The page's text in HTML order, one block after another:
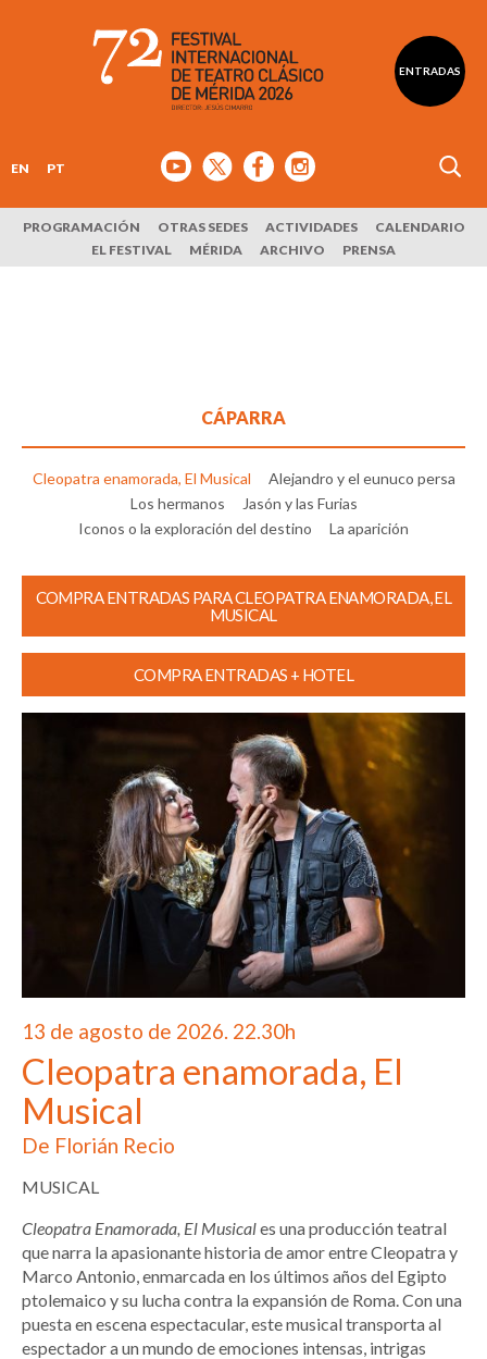
ENTRADAS
EN PT
PROGRAMACIÓN OTRAS SEDES ACTIVIDADES
CALENDARIO
EL FESTIVAL
MÉRIDA ARCHIVO PRENSA
CÁPARRA
Cleopatra enamorada, El Musical
Alejandro y el eunuco persa
Los hermanos
Jasón y las Furias
Iconos o la exploración del destino
La aparición
COMPRA ENTRADAS PARA CLEOPATRA ENAMORADA, EL
MUSICAL
COMPRA ENTRADAS + HOTEL
13 de agosto de 2026. 22.30h
Cleopatra enamorada, El
Musical
De Florián Recio
MUSICAL
Cleopatra Enamorada, El Musicales una producción teatral
que narra la apasionante historia de amor entre Cleopatra y
Marco Antonio, enmarcada en los últimos años del Egipto
ptolemaico y su lucha contra la expansión de Roma. Con una
puesta en escena espectacular, este musical transporta al
espectador a un mundo de emociones intensas, intrigas